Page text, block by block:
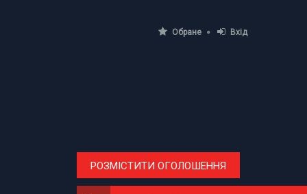
Обране Вхід
РОЗМІСТИТИ ОГОЛОШЕННЯ